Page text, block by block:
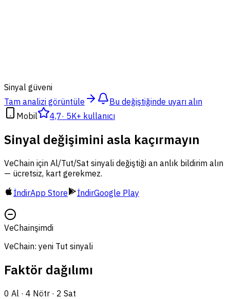
Sinyal güveni
Tam analizi görüntüle
Bu değiştiğinde uyarı alın
Mobil
4,7· 5K+ kullanıcı
Sinyal değişimini asla kaçırmayın
VeChain için Al/Tut/Sat sinyali değiştiği an anlık bildirim alın
— ücretsiz, kart gerekmez.
İndirApp Store İndirGoogle Play
VeChainşimdi
VeChain: yeni Tut sinyali
Faktör dağılımı
0 Al · 4 Nötr · 2 Sat